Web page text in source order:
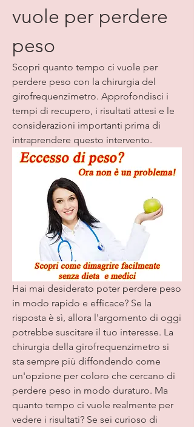
vuole per perdere
peso
Scopri quanto tempo ci vuole per
perdere peso con la chirurgia del
girofrequenzimetro. Approfondisci i
tempi di recupero, i risultati attesi e le
considerazioni importanti prima di
intraprendere questo intervento.
Hai mai desiderato poter perdere peso
in modo rapido e efficace? Se la
risposta è sì, allora l'argomento di oggi
potrebbe suscitare il tuo interesse. La
chirurgia della girofrequenzimetro si
sta sempre più diffondendo come
un'opzione per coloro che cercano di
perdere peso in modo duraturo. Ma
quanto tempo ci vuole realmente per
vedere i risultati? Se sei curioso di